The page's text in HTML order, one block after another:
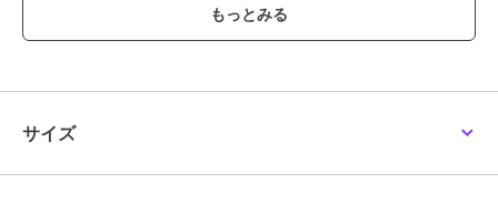
前を開けて、インナーのロゴやカラーを引き立てることで、レイヤー
ドスタイルに奥行きをプラス。
涼しげな印象になります。
サイズ